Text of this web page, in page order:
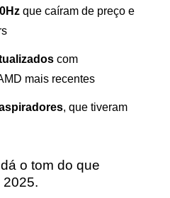
que caíram de preço e
com
mais recentes
, que tiveram
o tom do que
2025.